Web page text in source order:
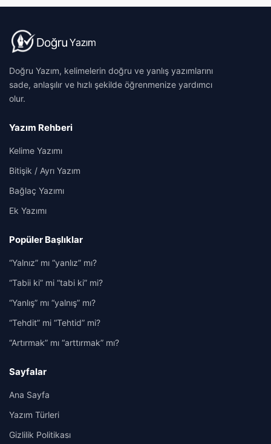
Doğru Yazım, kelimelerin doğru ve yanlış yazımlarını
sade, anlaşılır ve hızlı şekilde öğrenmenize yardımcı
olur.
Yazım Rehberi
Kelime Yazımı
Bitişik / Ayrı Yazım
Bağlaç Yazımı
Ek Yazımı
Popüler Başlıklar
“Yalnız” mı “yanlız” mı?
“Tabii ki” mi “tabi ki” mi?
“Yanlış” mı “yalnış” mı?
“Tehdit” mi “Tehtid” mi?
“Artırmak” mı “arttırmak” mı?
Sayfalar
Ana Sayfa
Yazım Türleri
Gizlilik Politikası